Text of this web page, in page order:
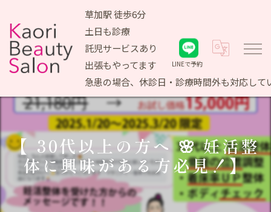
草加駅 徒歩6分
土日も診療
託児サービスあり
出張もやってます
急患の場合、休診日・診療時間外も対応して
LINEで予約
【 30代以上の方へ 🌸 妊活整
体に興味がある方必見！】